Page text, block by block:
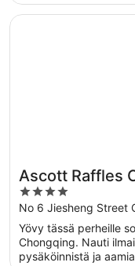
moitteeton, ..."
Ascott Raffles
4
out
of
5
No 6 Jiesheng Street
Yövy tässä perheille
Chongqing. Nauti
pysäköinnistä ja
Avautuu uuteen
Ascott Raffles City